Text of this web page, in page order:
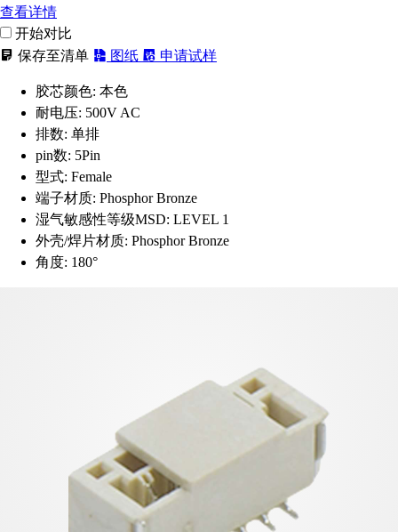
查看详情
开始对比
保存至清单
图纸 申请试样
胶芯颜色: 本色
耐电压: 500V AC
排数: 单排
pin数: 5Pin
型式: Female
端子材质: Phosphor Bronze
湿气敏感性等级MSD: LEVEL 1
外壳/焊片材质: Phosphor Bronze
角度: 180°